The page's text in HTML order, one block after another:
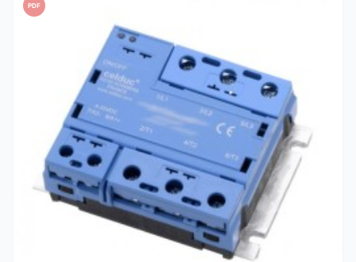
PDF